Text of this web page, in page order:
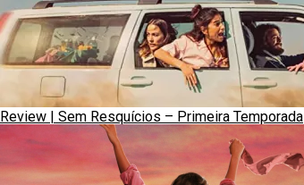
Review | Sem Resquícios – Primeira Temporada